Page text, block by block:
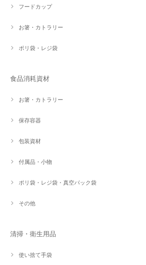
フードカップ
お箸・カトラリー
ポリ袋・レジ袋
食品消耗資材
お箸・カトラリー
保存容器
包装資材
付属品・小物
ポリ袋・レジ袋・真空パック袋
その他
清掃・衛生用品
使い捨て手袋